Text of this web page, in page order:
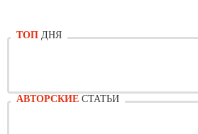
ТОП ДНЯ
АВТОРСКИЕ СТАТЬИ